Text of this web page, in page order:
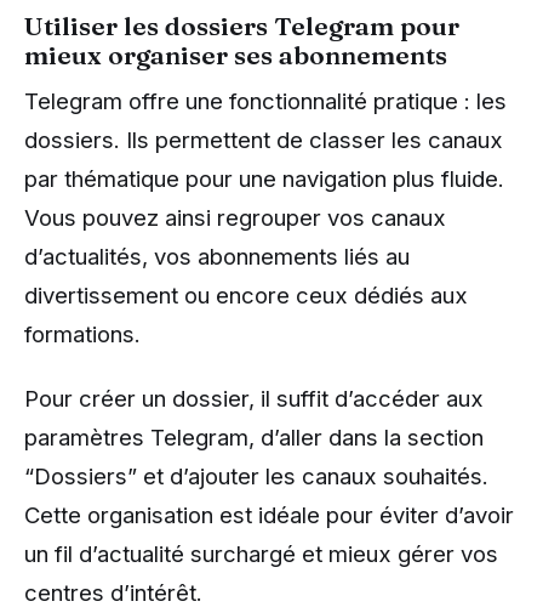
Utiliser les dossiers Telegram pour
mieux organiser ses abonnements
Telegram offre une fonctionnalité pratique : les
dossiers. Ils permettent de classer les canaux
par thématique pour une navigation plus fluide.
Vous pouvez ainsi regrouper vos canaux
d’actualités, vos abonnements liés au
divertissement ou encore ceux dédiés aux
formations.
Pour créer un dossier, il suffit d’accéder aux
paramètres Telegram, d’aller dans la section
“Dossiers” et d’ajouter les canaux souhaités.
Cette organisation est idéale pour éviter d’avoir
un fil d’actualité surchargé et mieux gérer vos
centres d’intérêt.